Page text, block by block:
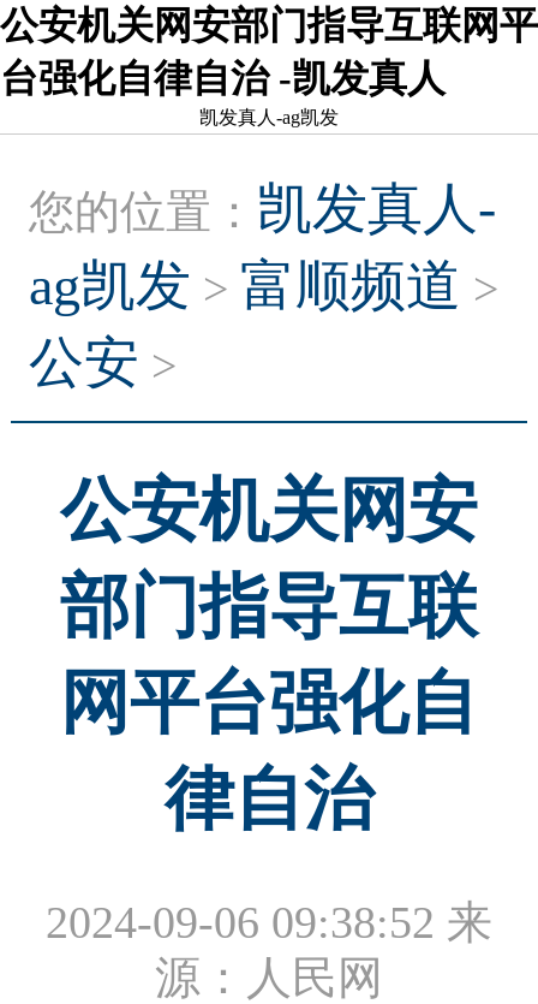
公安机关网安部门指导互联网平
台强化自律自治 -凯发真人
凯发真人-ag凯发
您的位置： 凯发真人-
ag凯发 > 富顺频道 >
公安 >
公安机关网安
部门指导互联
网平台强化自
律自治
2024-09-06 09:38:52 来
源：人民网